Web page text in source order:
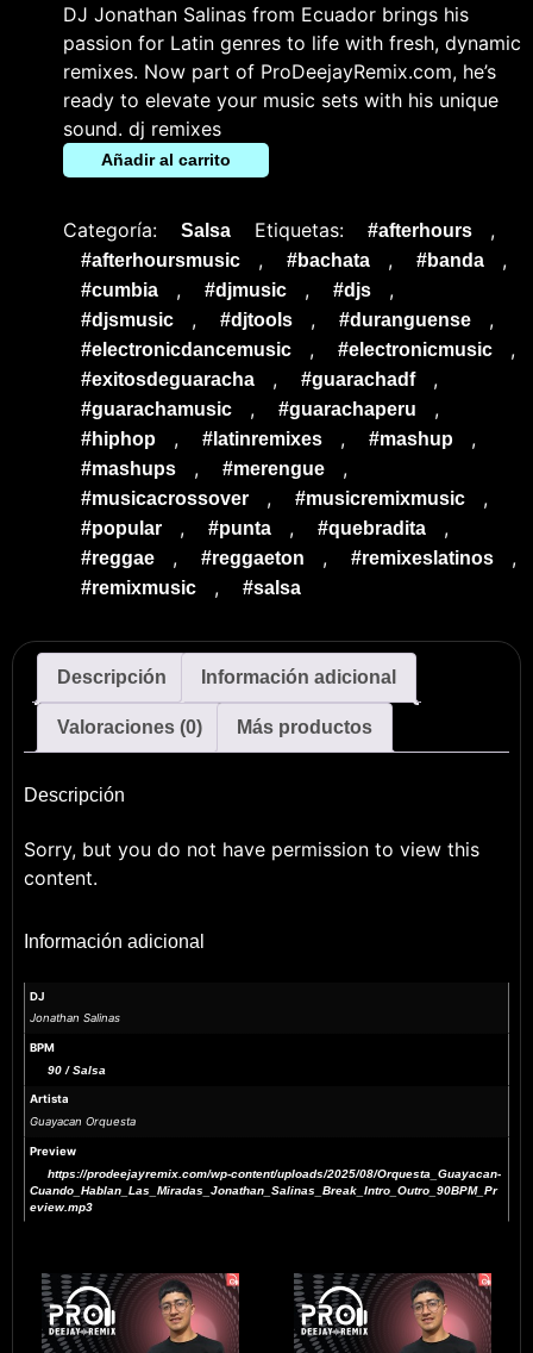
DJ Jonathan Salinas from Ecuador brings his
passion for Latin genres to life with fresh, dynamic
remixes. Now part of ProDeejayRemix.com, he’s
ready to elevate your music sets with his unique
sound. dj remixes
Añadir al carrito
Categoría: Salsa Etiquetas: #afterhours ,
#afterhoursmusic , #bachata , #banda ,
#cumbia , #djmusic , #djs ,
#djsmusic , #djtools , #duranguense ,
#electronicdancemusic , #electronicmusic ,
#exitosdeguaracha , #guarachadf ,
#guarachamusic , #guarachaperu ,
#hiphop , #latinremixes , #mashup ,
#mashups , #merengue ,
#musicacrossover , #musicremixmusic ,
#popular , #punta , #quebradita ,
#reggae , #reggaeton , #remixeslatinos ,
#remixmusic , #salsa
Descripción Información adicional
Valoraciones (0) Más productos
Descripción
Sorry, but you do not have permission to view this
content.
Información adicional
DJ
Jonathan Salinas
BPM
90 / Salsa
Artista
Guayacan Orquesta
Preview
https://prodeejayremix.com/wp-content/uploads/2025/08/Orquesta_Guayacan-
Cuando_Hablan_Las_Miradas_Jonathan_Salinas_Break_Intro_Outro_90BPM_Pr
eview.mp3